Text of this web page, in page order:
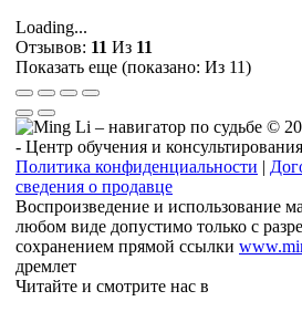
Loading...
Отзывов: 11 Из 11
Показать еще (показано: Из 11)
©
- Центр обучения и
Политика конфиденциальности |
сведения о продавце
Воспроизведение и использование
любом виде допустимо только с
сохранением прямой ссылки
дремлет
Читайте и смотрите нас в